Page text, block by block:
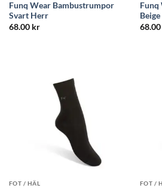
Funq Wear Bambustrumpor
Svart Herr
68.00 kr
Funq
68.00
FOT / HÄL FOT /